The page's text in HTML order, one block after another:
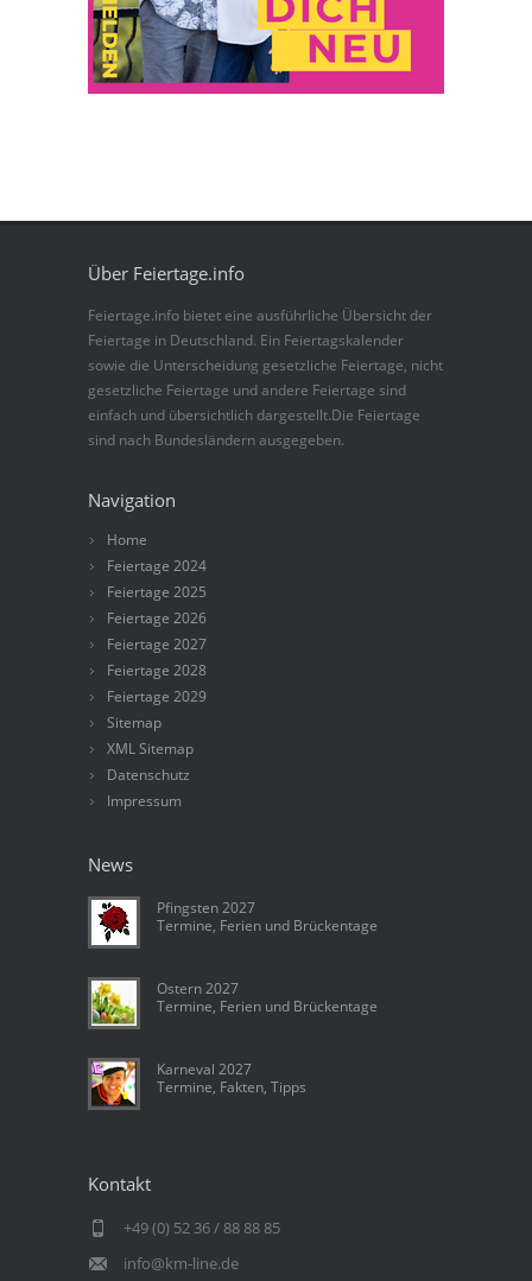
Über Feiertage.info
Feiertage.info bietet eine ausführliche Übersicht der
Feiertage in Deutschland. Ein Feiertagskalender
sowie die Unterscheidung gesetzliche Feiertage, nicht
gesetzliche Feiertage und andere Feiertage sind
einfach und übersichtlich dargestellt.Die Feiertage
sind nach Bundesländern ausgegeben.
Navigation
Home
Feiertage 2024
Feiertage 2025
Feiertage 2026
Feiertage 2027
Feiertage 2028
Feiertage 2029
Sitemap
XML Sitemap
Datenschutz
Impressum
News
Pfingsten 2027
Termine, Ferien und Brückentage
Ostern 2027
Termine, Ferien und Brückentage
Karneval 2027
Termine, Fakten, Tipps
Kontakt
+49 (0) 52 36 / 88 88 85
info@km-line.de